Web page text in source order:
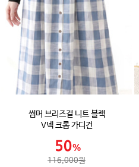
썸머 브리즈걸 니트 블랙
V넥 크롭 가디건
116,000원